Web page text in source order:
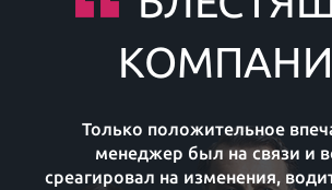
Только положительное
менеджер был на связи и
среагировал на изменения,